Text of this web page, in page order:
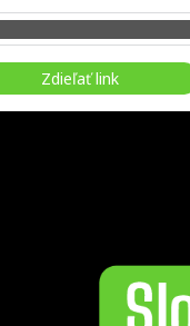
Zdieľať link